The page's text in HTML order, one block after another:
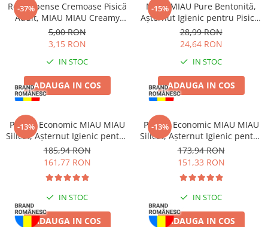
-37%
Recompense Cremoase Pisică
Adult, MIAU MIAU Creamy
Snacks, Rață, 4x15g
5,00 RON
3,15 RON
IN STOC
ADAUGA IN COS
-15%
MIAU MIAU Pure Bentonită,
Așternut Igienic pentru Pisică,
Lavandă, 5kg
28,99 RON
24,64 RON
IN STOC
ADAUGA IN COS
-13%
Pachet Economic MIAU MIAU
Silicat, Așternut Igienic pentru
Pisică, Clumping, 6x5L
185,94 RON
161,77 RON
IN STOC
ADAUGA IN COS
-13%
Pachet Economic MIAU MIAU
Silicat, Așternut Igienic pentru
Pisică, Lavandă, 6x5L
173,94 RON
151,33 RON
IN STOC
ADAUGA IN COS